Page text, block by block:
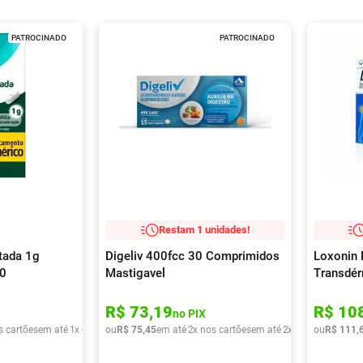
PATROCINADO
1g
cartõesem até 1x de R$ 9,90
PATROCINADO
Restam 1 unidades!
Digeliv 400fcc 30 Comprimidos
Mastigavel
R$ 73,19no PIX
ouR$ 75,45em até2x nos cartõesem até2x de R$ 37,72
Loxonin
R$
ouR$ 111 ,